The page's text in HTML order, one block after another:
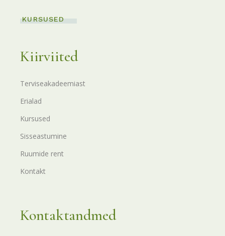
KURSUSED
Kiirviited
Terviseakadeemiast
Erialad
Kursused
Sisseastumine
Ruumide rent
Kontakt
Kontaktandmed